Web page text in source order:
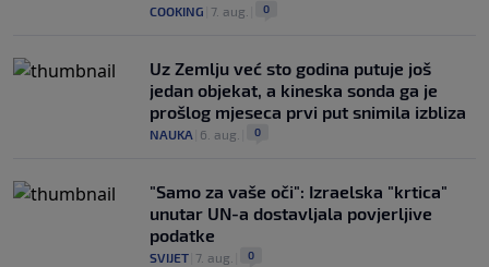
COOKING 7. aug. 0
Uz Zemlju već sto godina putuje još
jedan objekat, a kineska sonda ga je
prošlog mjeseca prvi put snimila izbliza
NAUKA 6. aug. 0
"Samo za vaše oči": Izraelska "krtica"
unutar UN-a dostavljala povjerljive
podatke
SVIJET 7. aug. 0